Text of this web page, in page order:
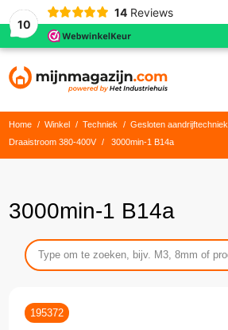
10
14 Reviews
Home / Winkel / Techniek / Gesloten aandrijftechniek
Draaistroom 380-400V / 3000min-1 B14a
3000min-1 B14a
195372